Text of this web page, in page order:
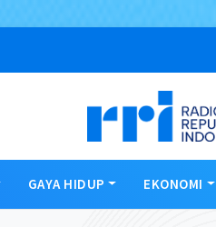
GAYA HIDUP EKONOMI